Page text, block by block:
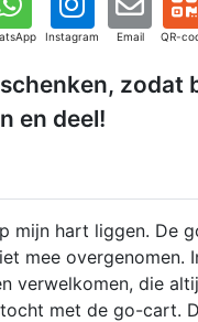
Instagram Email QR-
zodat
en deel!
mijn hart liggen. De
mee overgenomen.
verwelkomen, die
met de go-cart.